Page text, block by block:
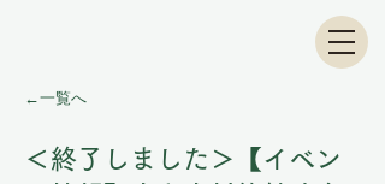
←一覧へ
＜終了しました＞【イベン